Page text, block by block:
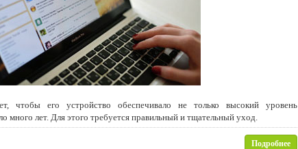
чтобы его устройство обеспечивало не только высокий уровень
много лет. Для этого требуется правильный и тщательный уход.
Подробнее